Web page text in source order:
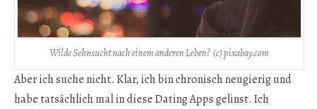
Wilde Sehnsucht nach einem anderen Leben? (c) pixabay.com
Aber ich suche nicht. Klar, ich bin chronisch neugierig und
habe tatsächlich mal in diese Dating Apps gelinst. Ich